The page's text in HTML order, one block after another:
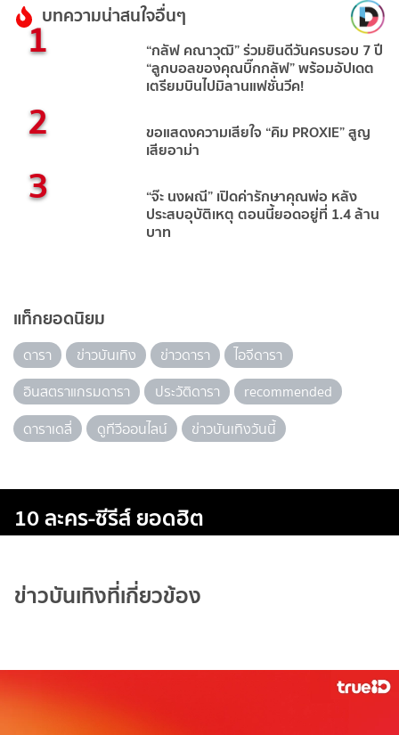
บทความน่าสนใจอื่นๆ
1 “กลัฟ คณาวุฒิ” ร่วมยินดีวันครบรอบ 7 ปี
“ลูกบอลของคุณบิ๊กกลัฟ” พร้อมอัปเดต
เตรียมบินไปมิลานแฟชั่นวีค!
2 ขอแสดงความเสียใจ “คิม PROXIE” สูญ
เสียอาม่า
3 “จ๊ะ นงผณี” เปิดค่ารักษาคุณพ่อ หลัง
ประสบอุบัติเหตุ ตอนนี้ยอดอยู่ที่ 1.4 ล้าน
บาท
แท็กยอดนิยม
ดารา ข่าวบันเทิง ข่าวดารา
ไอจีดารา
อินสตราแกรมดารา
ประวัติดารา
recommended
ดาราเดลี่
ดูทีวีออนไลน์ ข่าวบันเทิงวันนี้
10 ละคร-ซีรีส์ ยอดฮิต
ข่าวบันเทิงที่เกี่ยวข้อง